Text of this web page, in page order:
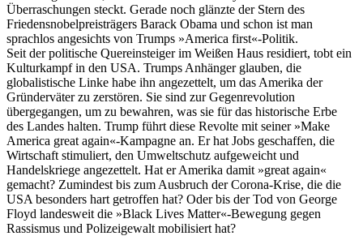
Überraschungen steckt. Gerade noch glänzte der Stern des
Friedensnobelpreisträgers Barack Obama und schon ist man
sprachlos angesichts von Trumps »America first«-Politik.
Seit der politische Quereinsteiger im Weißen Haus residiert, tobt ein
Kulturkampf in den USA. Trumps Anhänger glauben, die
globalistische Linke habe ihn angezettelt, um das Amerika der
Gründerväter zu zerstören. Sie sind zur Gegenrevolution
übergegangen, um zu bewahren, was sie für das historische Erbe
des Landes halten. Trump führt diese Revolte mit seiner »Make
America great again«-Kampagne an. Er hat Jobs geschaffen, die
Wirtschaft stimuliert, den Umweltschutz aufgeweicht und
Handelskriege angezettelt. Hat er Amerika damit »great again«
gemacht? Zumindest bis zum Ausbruch der Corona-Krise, die die
USA besonders hart getroffen hat? Oder bis der Tod von George
Floyd landesweit die »Black Lives Matter«-Bewegung gegen
Rassismus und Polizeigewalt mobilisiert hat?